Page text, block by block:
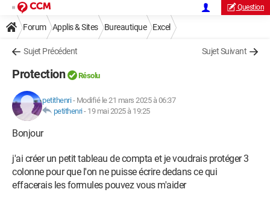
Question
Forum Applis & Sites Bureautique Excel
Sujet Précédent Sujet Suivant
Protection Résolu
petithenri- Modifié le 21 mars 2025 à 06:37
petithenri- 19 mai 2025 à 19:25
Bonjour
j'ai créer un petit tableau de compta et je voudrais protéger 3
colonne pour que l'on ne puisse écrire dedans ce qui
effacerais les formules pouvez vous m'aider